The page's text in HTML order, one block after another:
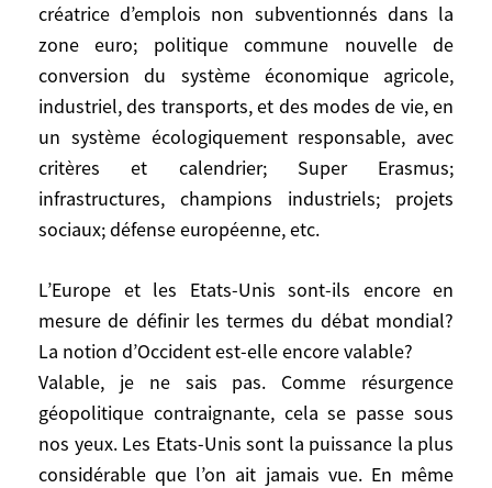
créatrice d’emplois non subventionnés dans la
zone euro; politique commune nouvelle de
conversion du système économique agricole,
industriel, des transports, et des modes de vie, en
un système écologiquement responsable, avec
critères et calendrier; Super Erasmus;
infrastructures, champions industriels; projets
sociaux; défense européenne, etc.
L’Europe et les Etats-Unis sont-ils encore en
mesure de définir les termes du débat mondial?
La notion d’Occident est-elle encore valable?
Valable, je ne sais pas. Comme résurgence
géopolitique contraignante, cela se passe sous
nos yeux. Les Etats-Unis sont la puissance la plus
considérable que l’on ait jamais vue. En même
deux processus: premièrement,
commencer à explorer s’il y a, parmi les
Vingt-Cinq, le début d’un consensus sur les
bases d’un autre traité, avant de décider
d’une éventuelle nouvelle négociation. Et,
deuxièmement, relancer vite quelques
grands projets: politique économique de
croissance créatrice d’emplois non
subventionnés dans la zone euro; politique
système économique agricole, industriel,
des transports, et des modes de vie, en un
système écologiquement responsable,
avec critères et calendrier; Super Erasmus;
infrastructures, champions industriels;
projets sociaux; défense européenne, etc.